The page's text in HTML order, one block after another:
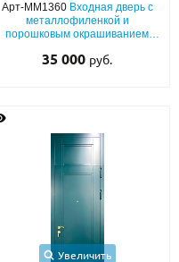
Арт-ММ1360 Входная дверь с
металлофиленкой и
порошковым окрашиванием
35 000 руб.
Увеличить